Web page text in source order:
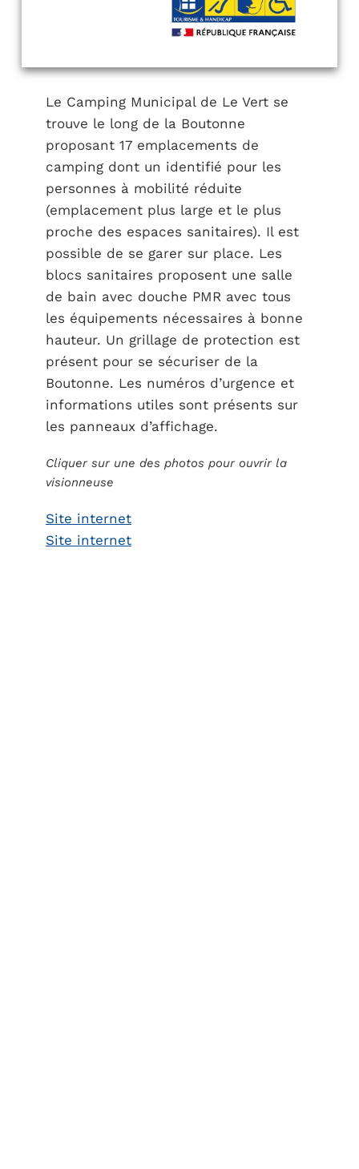
Le Camping Municipal de Le Vert se
trouve le long de la Boutonne
proposant 17 emplacements de
camping dont un identifié pour les
personnes à mobilité réduite
(emplacement plus large et le plus
proche des espaces sanitaires). Il est
possible de se garer sur place. Les
blocs sanitaires proposent une salle
de bain avec douche PMR avec tous
les équipements nécessaires à bonne
hauteur. Un grillage de protection est
présent pour se sécuriser de la
Boutonne. Les numéros d’urgence et
informations utiles sont présents sur
les panneaux d’affichage.
Cliquer sur une des photos pour ouvrir la
visionneuse
Site internet
Site internet